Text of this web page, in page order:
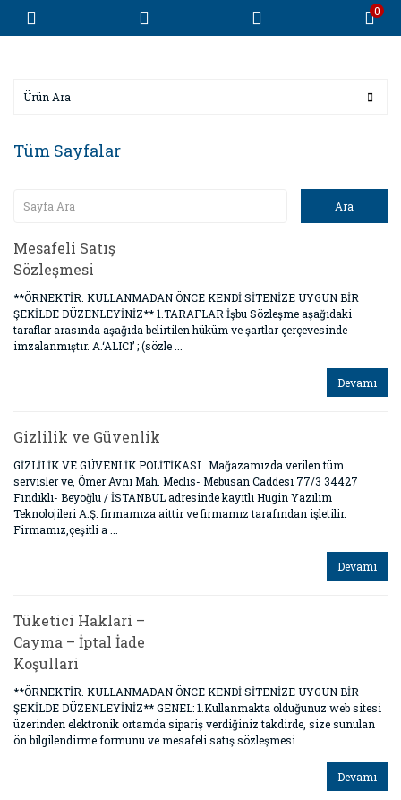
0
Tüm Sayfalar
Mesafeli Satış
Sözleşmesi
**ÖRNEKTİR. KULLANMADAN ÖNCE KENDİ SİTENİZE UYGUN BİR
ŞEKİLDE DÜZENLEYİNİZ** 1.TARAFLAR İşbu Sözleşme aşağıdaki
taraflar arasında aşağıda belirtilen hüküm ve şartlar çerçevesinde
imzalanmıştır. A.‘ALICI’ ; (sözle ...
Devamı
Gizlilik ve Güvenlik
GİZLİLİK VE GÜVENLİK POLİTİKASI Mağazamızda verilen tüm
servisler ve, Ömer Avni Mah. Meclis- Mebusan Caddesi 77/3 34427
Fındıklı- Beyoğlu / İSTANBUL adresinde kayıtlı Hugin Yazılım
Teknolojileri A.Ş. firmamıza aittir ve firmamız tarafından işletilir.
Firmamız,çeşitli a ...
Devamı
Tüketici Haklari –
Cayma – İptal İade
Koşullari
**ÖRNEKTİR. KULLANMADAN ÖNCE KENDİ SİTENİZE UYGUN BİR
ŞEKİLDE DÜZENLEYİNİZ** GENEL: 1.Kullanmakta olduğunuz web sitesi
üzerinden elektronik ortamda sipariş verdiğiniz takdirde, size sunulan
ön bilgilendirme formunu ve mesafeli satış sözleşmesi ...
Devamı